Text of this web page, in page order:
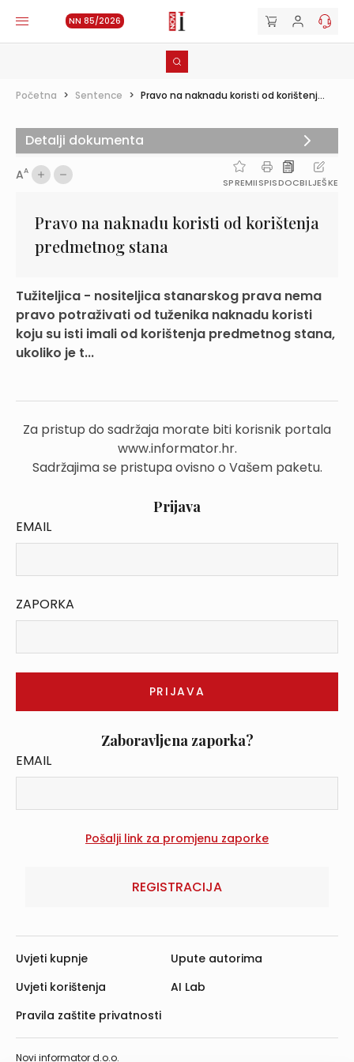
NN 85/2026
Početna > Sentence > Pravo na naknadu koristi od korištenj...
AA
SPREMIISPISDOCBILJEŠKE
Pravo na naknadu koristi od korištenja
predmetnog stana
Tužiteljica - nositeljica stanarskog prava nema
pravo potraživati od tuženika naknadu koristi
koju su isti imali od korištenja predmetnog stana,
ukoliko je t...
Za pristup do sadržaja morate biti korisnik portala
www.informator.hr.
Sadržajima se pristupa ovisno o Vašem paketu.
Prijava
EMAIL
ZAPORKA
Zaboravljena zaporka?
EMAIL
REGISTRACIJA
Detalji dokumenta
Novi informator d.o.o.
Uvjeti kupnje
Uvjeti korištenja
Pravila zaštite privatnosti
Upute autorima
AI Lab